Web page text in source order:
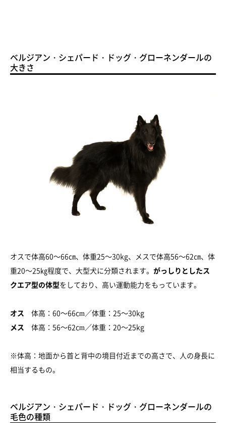
ベルジアン・シェパード・ドッグ・グローネンダールの
大きさ
オスで体高60～66㎝、体重25～30kg、メスで体高56～62㎝、体
重20～25㎏程度で、大型犬に分類されます。 がっしりとしたス
クエア型の体型をしており、高い運動能力をもっています。
オス 体高：60～66cm／体重：25～30kg
メス 体高：56～62cm／体重：20～25kg
※体高：地面から首と背中の境目付近までの高さで、人の身長に
相当するもの。
ベルジアン・シェパード・ドッグ・グローネンダールの
毛色の種類